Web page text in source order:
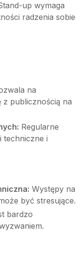
up wymaga
radzenia sobie
na
z publicznością na
Regularne
techniczne i
Występy na
być stresujące.
bardzo